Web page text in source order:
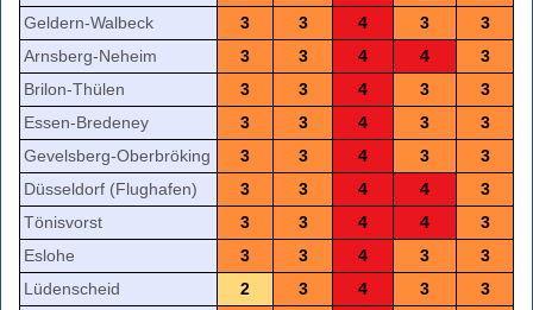
Geldern-Walbeck
3 3 4 3
3
Arnsberg-Neheim
3 3 4 4
3
Brilon-Thülen
3 3 4 3
3
Essen-Bredeney
3 3 4 3
3
Gevelsberg-Oberbröking
3 3 4 3
3
Düsseldorf (Flughafen)
3 3 4 4
3
Tönisvorst
3 3 4 4
3
Eslohe
3 3 4 3
3
Lüdenscheid
2 3 4 3
3